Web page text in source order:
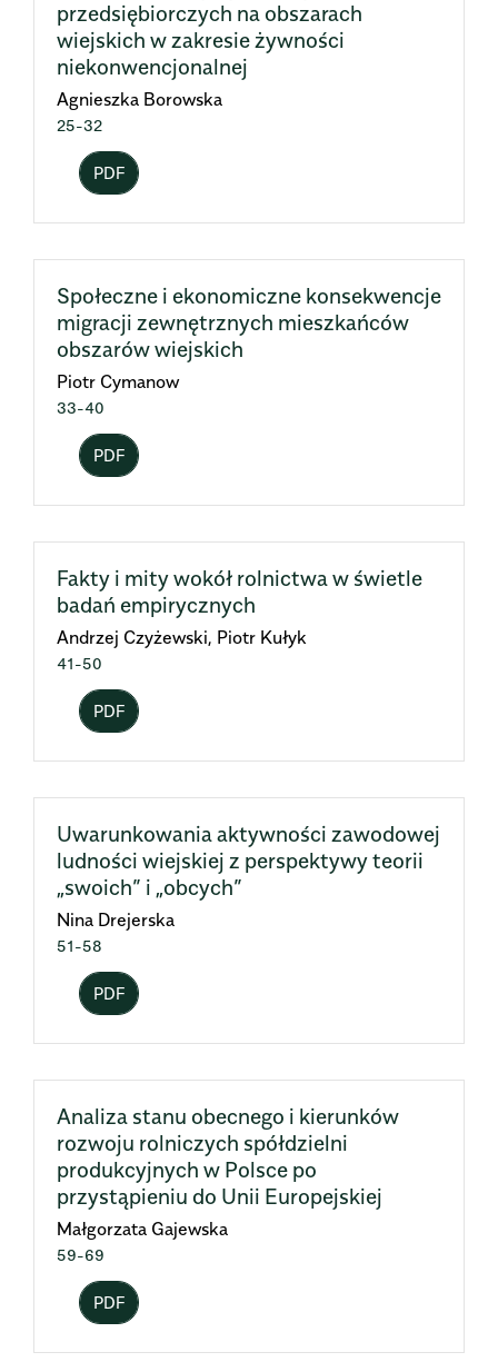
przedsiębiorczych na obszarach
wiejskich w zakresie żywności
niekonwencjonalnej
Agnieszka Borowska
25-32
PDF
Społeczne i ekonomiczne konsekwencje
migracji zewnętrznych mieszkańców
obszarów wiejskich
Piotr Cymanow
33-40
PDF
Fakty i mity wokół rolnictwa w świetle
badań empirycznych
Andrzej Czyżewski, Piotr Kułyk
41-50
PDF
Uwarunkowania aktywności zawodowej
ludności wiejskiej z perspektywy teorii
„swoich” i „obcych”
Nina Drejerska
51-58
PDF
Analiza stanu obecnego i kierunków
rozwoju rolniczych spółdzielni
produkcyjnych w Polsce po
przystąpieniu do Unii Europejskiej
Małgorzata Gajewska
59-69
PDF